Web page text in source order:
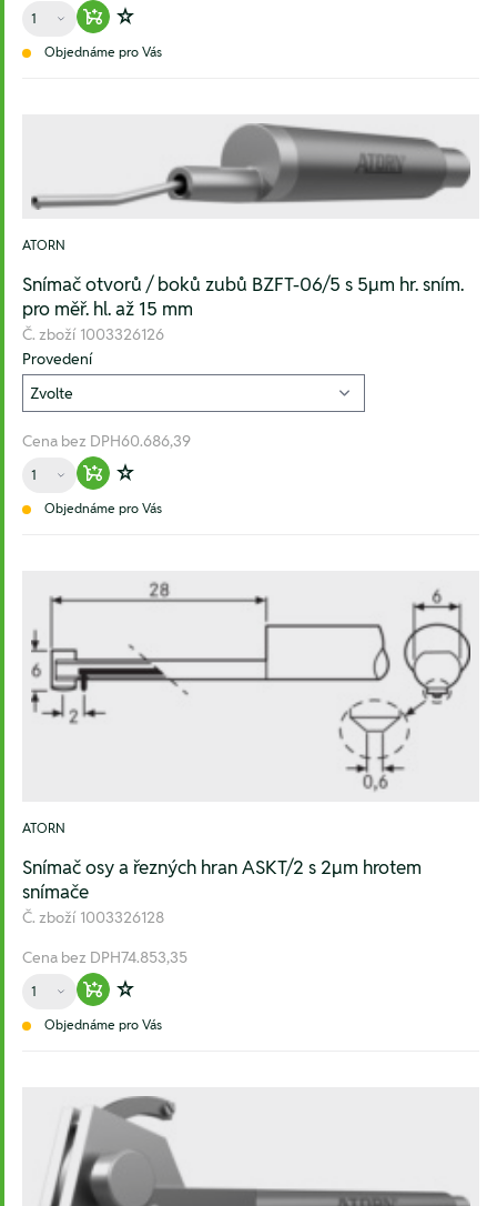
Množství
Warenkorb hinzufügen
Zur Wunschliste hinzufügen
Objednáme pro Vás
ATORN
Snímač otvorů / boků zubů BZFT-06/5 s 5µm hr. sním.
pro měř. hl. až 15 mm
Č. zboží 1003326126
Provedení
Cena bez DPH60.686,39
Množství
Warenkorb hinzufügen
Zur Wunschliste hinzufügen
Objednáme pro Vás
ATORN
Snímač osy a řezných hran ASKT/2 s 2µm hrotem
snímače
Č. zboží 1003326128
Cena bez DPH74.853,35
Množství
Warenkorb hinzufügen
Zur Wunschliste hinzufügen
Objednáme pro Vás